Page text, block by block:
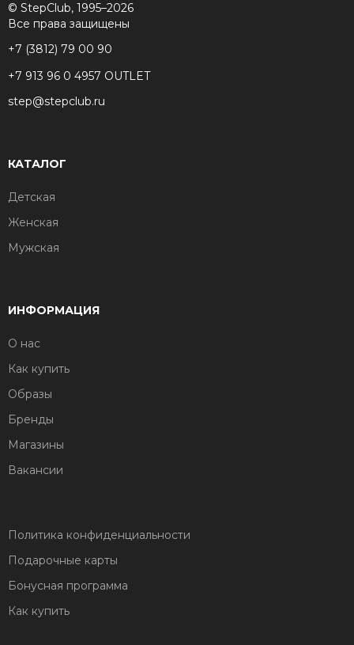
© StepClub, 1995–2026
Все права защищены
+7 (3812) 79 00 90
+7 913 96 0 4957 OUTLET
step@stepclub.ru
КАТАЛОГ
Детская
Женская
Мужская
ИНФОРМАЦИЯ
О нас
Как купить
Образы
Бренды
Магазины
Вакансии
Политика конфиденциальности
Подарочные карты
Бонусная программа
Как купить